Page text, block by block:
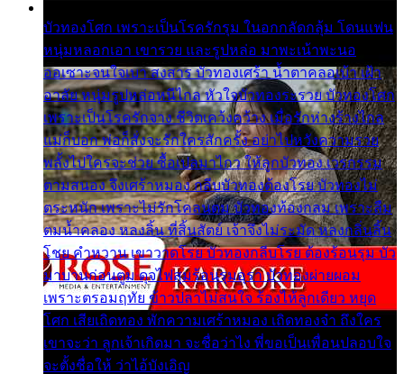
บัวทองโศก เพราะเป็นโรครักรุม ในอกกลัดกลุ้ม โดนแฟน
หนุ่มหลอกเอา เขารวย และรูปหล่อ มาพะเน้าพะนอ
ออเซาะจนใจเบา สงสาร บัวทองเศร้า น้ำตาคลอเบ้า เฝ้า
อาลัย หนุ่มรูปหล่อหนีไกล หัวใจบัวทองระรวย บัวทองโศก
เพราะเป็นโรครักจาง ชีวิตเคว้งคว้าง เมื่อรักห่างร้างไกล
แม่ก็บอก พ่อก็สั่งจะรักใครสักครั้ง อย่าไปหวังความรวย
พลั้งไปใครจะช่วย ซื้อเปลมาไกว ให้ลูกบัวทอง เวรกรรม
ตามสนอง จึงเศร้าหมอง กลีบบัวทองต้องโรย บัวทองไม่
ตระหนัก เพราะไม่รักโคลนตม บัวทองท้องกลม เพราะลืม
ตมน้ำคลอง หลงลิ้น ที่สิ้นสัตย์ เจ้าจึงไม่ระมัด หลงกลิ่นลิ้น
โชย คำหวาน เขาวาดโรย บัวทองกลีบโรย ต้องร้อนรุม บัว
มาบานก่อนตูม ดุจไฟสุมร้อนรุมอุรา บัวทองผ่ายผอม
เพราะตรอมฤทัย ข้าวปลาไม่สนใจ ร้องไห้ลูกเดียว หยุด
โศก เสียเถิดทอง พักความเศร้าหมอง เถิดทองจ๋า ถึงใคร
เขาจะว่า ลูกเจ้าเกิดมา จะชื่อว่าไง พี่ขอเป็นเพื่อนปลอบใจ
จะตั้งชื่อให้ ว่าไอ้บังเอิญ